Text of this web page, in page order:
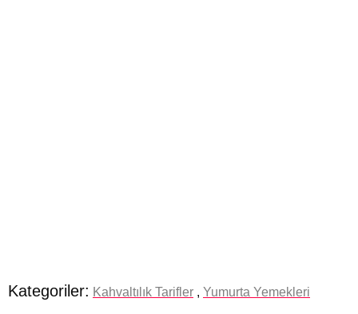
Kategoriler: Kahvaltılık Tarifler , Yumurta Yemekleri